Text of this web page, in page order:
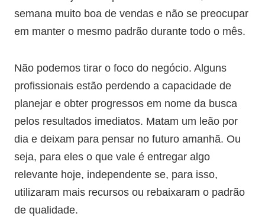
semana muito boa de vendas e não se preocupar
em manter o mesmo padrão durante todo o mês.
Não podemos tirar o foco do negócio. Alguns
profissionais estão perdendo a capacidade de
planejar e obter progressos em nome da busca
pelos resultados imediatos. Matam um leão por
dia e deixam para pensar no futuro amanhã. Ou
seja, para eles o que vale é entregar algo
relevante hoje, independente se, para isso,
utilizaram mais recursos ou rebaixaram o padrão
de qualidade.